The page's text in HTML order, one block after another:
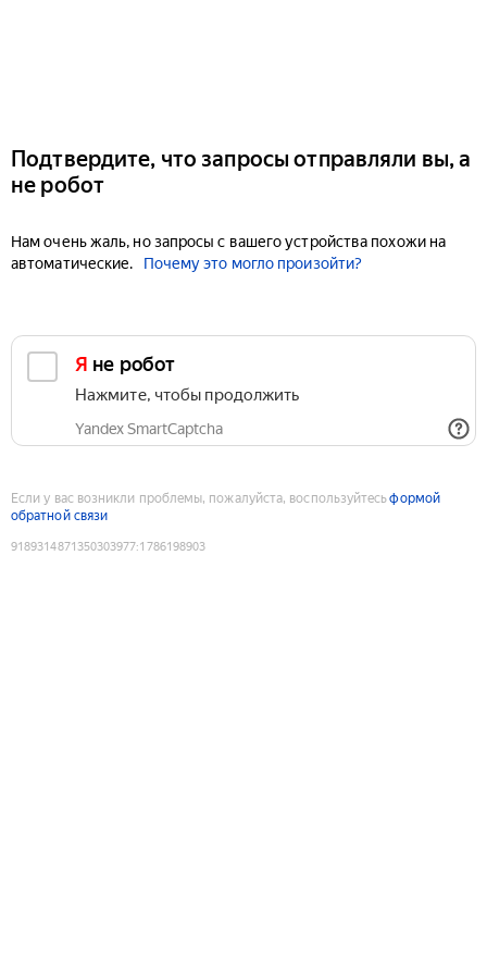
Подтвердите, что запросы отправляли вы, а
не робот
Нам очень жаль, но запросы с вашего устройства похожи на
автоматические.
Почему это могло произойти?
Я не робот
Нажмите, чтобы продолжить
Yandex SmartCaptcha
Если у вас возникли проблемы, пожалуйста, воспользуйтесьформой
обратной связи
9189314871350303977:1786198903